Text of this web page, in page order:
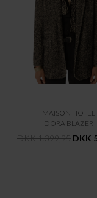
MAISON HOTEL
DORA BLAZER
DKK 1.399,95 DKK